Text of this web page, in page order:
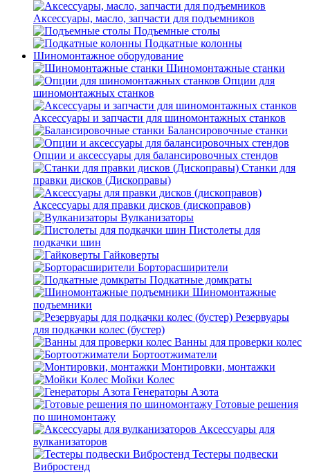
Аксессуары, масло, запчасти для подъемников
Подъемные столы
Подкатные колонны
Шиномонтажное оборудование
Шиномонтажные станки
Опции для
шиномонтажных станков
Аксессуары и запчасти для шиномонтажных станков
Балансировочные станки
Опции и аксессуары для балансировочных стендов
Станки для
правки дисков (Дископравы)
Аксессуары для правки дисков (дископравов)
Вулканизаторы
Пистолеты для
подкачки шин
Гайковерты
Борторасширители
Подкатные домкраты
Шиномонтажные
подъемники
Резервуары
для подкачки колес (бустер)
Ванны для проверки колес
Бортоотжиматели
Монтировки, монтажки
Мойки Колес
Генераторы Азота
Готовые решения
по шиномонтажу
Аксессуары для
вулканизаторов
Тестеры подвески
Вибростенд